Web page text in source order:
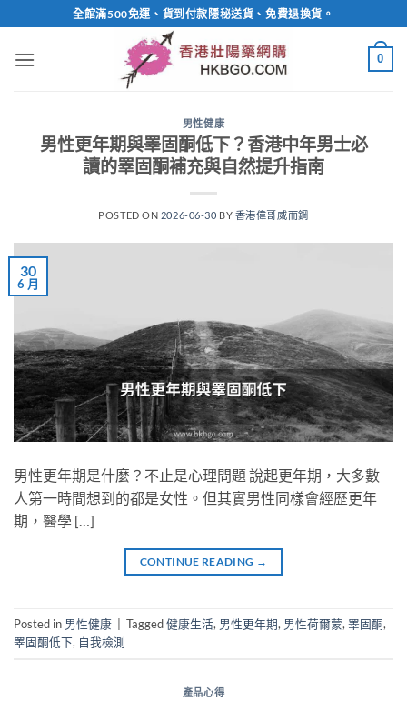
to
content
全館滿500免運、貨到付款隱秘送貨、免費退換貨。
0
男性健康
男性更年期與睪固酮低下？香港中年男士必
讀的睪固酮補充與自然提升指南
POSTED ON 2026-06-30 BY 香港偉哥威而鋼
30
6 月
男性更年期是什麼？不止是心理問題 說起更年期，大多數
人第一時間想到的都是女性。但其實男性同樣會經歷更年
期，醫學 […]
CONTINUE READING →
Posted in 男性健康 Tagged健康生活, 男性更年期, 男性荷爾蒙,睪固酮,
睪固酮低下, 自我檢測
產品心得